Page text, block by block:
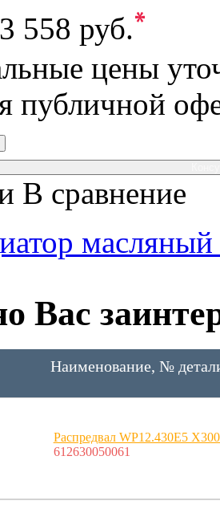
558 руб.*
цены
публичной
В сравнение
Вас
Наименование, №
Распредвал WP12.430Е5
612630050061